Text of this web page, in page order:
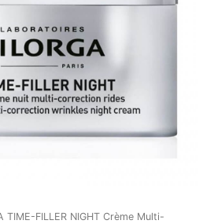
TIME-FILLER NIGHT Crème Multi-